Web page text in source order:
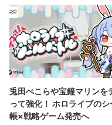
兎田ぺこらや宝鐘マリンを
って強化！ ホロライブのシ
帳×戦略ゲーム発売へ